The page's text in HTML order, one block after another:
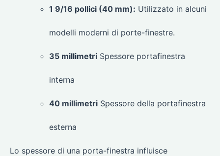
1 9/16 pollici (40 mm): Utilizzato in alcuni
modelli moderni di porte-finestre.
35 millimetri Spessore portafinestra
interna
40 millimetri Spessore della portafinestra
esterna
Lo spessore di una porta-finestra influisce